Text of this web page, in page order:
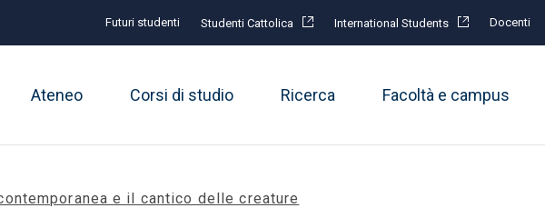
Futuri studenti Studenti Cattolica International Students Docenti
Ateneo Corsi di studio Ricerca Facoltà e campus
e il cantico delle creature